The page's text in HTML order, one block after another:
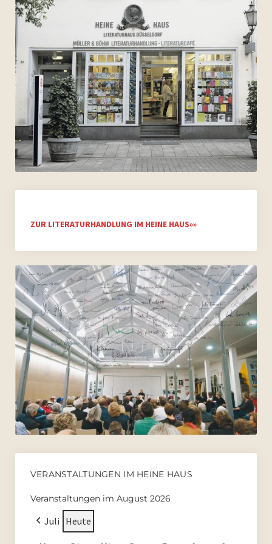
ZUR LITERATURHANDLUNG IM HEINE HAUS»»
VERANSTALTUNGEN IM HEINE HAUS
Veranstaltungen im August 2026
Juli Heute